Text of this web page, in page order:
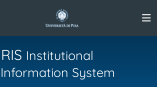
Institutional
System